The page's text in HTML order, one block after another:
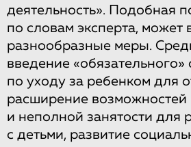
деятельность». Подобная
по словам эксперта, может
разнообразные меры.
введение «обязательного»
по уходу за ребенком для
расширение возможностей
и неполной занятости для
с детьми, развитие